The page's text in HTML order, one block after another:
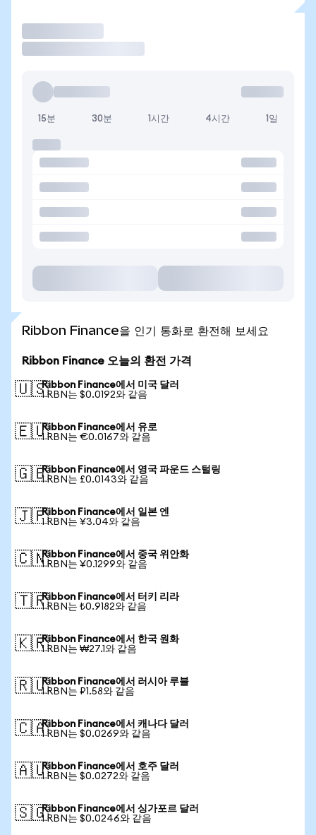
15분 30분 1시간 4시간 1일
Ribbon Finance을 인기 통화로 환전해 보세요
Ribbon Finance 오늘의 환전 가격
🇺🇸Ribbon Finance에서 미국 달러
1 RBN는 $0.0192와 같음
🇪🇺Ribbon Finance에서 유로
1 RBN는 €0.0167와 같음
🇬🇧Ribbon Finance에서 영국 파운드 스털링
1 RBN는 £0.0143와 같음
🇯🇵Ribbon Finance에서 일본 엔
1 RBN는 ¥3.04와 같음
🇨🇳Ribbon Finance에서 중국 위안화
1 RBN는 ¥0.1299와 같음
🇹🇷Ribbon Finance에서 터키 리라
1 RBN는 ₺0.9182와 같음
🇰🇷Ribbon Finance에서 한국 원화
1 RBN는 ₩27.1와 같음
🇷🇺Ribbon Finance에서 러시아 루블
1 RBN는 ₽1.58와 같음
🇨🇦Ribbon Finance에서 캐나다 달러
1 RBN는 $0.0269와 같음
🇦🇺Ribbon Finance에서 호주 달러
1 RBN는 $0.0272와 같음
🇸🇬Ribbon Finance에서 싱가포르 달러
1 RBN는 $0.0246와 같음